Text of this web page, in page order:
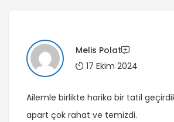
Melis Polat
17 Ekim 2024
Ailemle birlikte harika bir tatil geçirdik,
apart çok rahat ve temizdi.